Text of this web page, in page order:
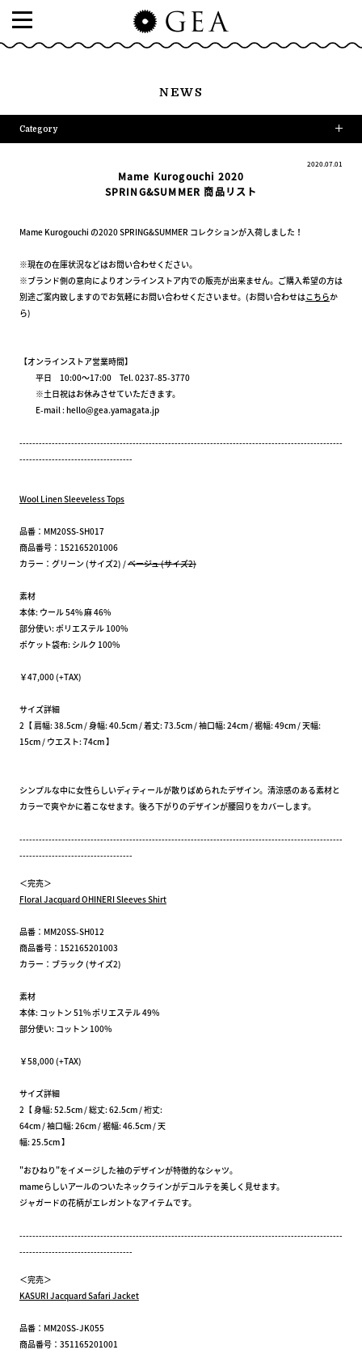
NEWS
Category
2020.07.01
Mame Kurogouchi 2020
SPRING&SUMMER 商品リスト
Mame Kurogouchi の2020 SPRING&SUMMER コレクションが入荷しました！
※現在の在庫状況などはお問い合わせください。
※ブランド側の意向によりオンラインストア内での販売が出来ません。ご購入希望の方は
別途ご案内致しますのでお気軽にお問い合わせくださいませ。(お問い合わせはこちらか
ら)
【オンラインストア営業時間】
平日 10:00～17:00 Tel. 0237-85-3770
※土日祝はお休みさせていただきます。
E-mail : hello@gea.yamagata.jp
----------------------------------------------------------------------------------------------------
-----------------------------------
Wool Linen Sleeveless Tops
品番：MM20SS-SH017
商品番号：152165201006
カラー：グリーン (サイズ2) /ベージュ (サイズ2)
素材
本体: ウール 54% 麻 46%
部分使い: ポリエステル 100%
ポケット袋布: シルク 100%
￥47,000 (+TAX)
サイズ詳細
2【 肩幅: 38.5cm / 身幅: 40.5cm / 着丈: 73.5cm / 袖口幅: 24cm / 裾幅: 49cm / 天幅:
15cm / ウエスト: 74cm 】
シンプルな中に女性らしいディティールが散りばめられたデザイン。清涼感のある素材と
カラーで爽やかに着こなせます。後ろ下がりのデザインが腰回りをカバーします。
----------------------------------------------------------------------------------------------------
-----------------------------------
＜完売＞
Floral Jacquard OHINERI Sleeves Shirt
品番：MM20SS-SH012
商品番号：152165201003
カラー：ブラック (サイズ2)
素材
本体: コットン 51% ポリエステル 49%
部分使い: コットン 100%
￥58,000 (+TAX)
サイズ詳細
2【 身幅: 52.5cm / 総丈: 62.5cm / 裄丈:
64cm / 袖口幅: 26cm / 裾幅: 46.5cm / 天
幅: 25.5cm 】
"おひねり"をイメージした袖のデザインが特徴的なシャツ。
mameらしいアールのついたネックラインがデコルテを美しく見せます。
ジャガードの花柄がエレガントなアイテムです。
----------------------------------------------------------------------------------------------------
-----------------------------------
＜完売＞
KASURI Jacquard Safari Jacket
品番：MM20SS-JK055
商品番号：351165201001